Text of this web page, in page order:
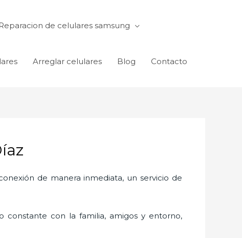
Reparacion de celulares samsung
Arreglar celulares Blog Contacto
de manera inmediata, un servicio de
constante con la familia, amigos y entorno,